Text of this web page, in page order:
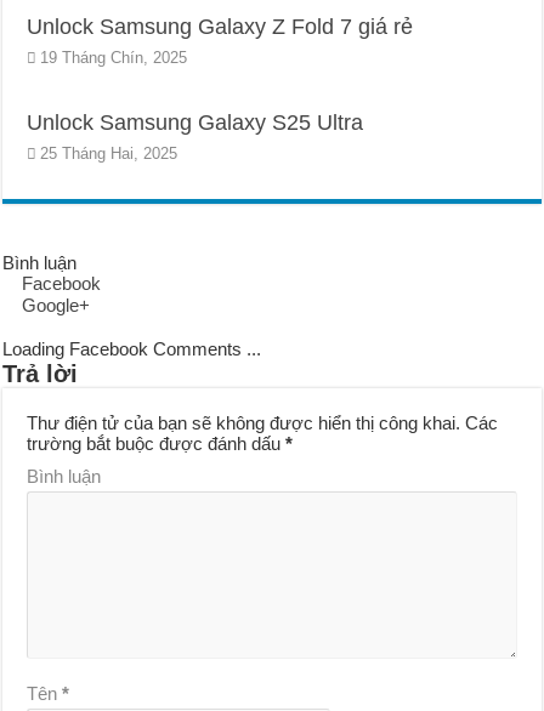
Unlock Samsung Galaxy Z Fold 7 giá rẻ
19 Tháng Chín, 2025
Unlock Samsung Galaxy S25 Ultra
25 Tháng Hai, 2025
Bình luận
Facebook
Google+
Loading Facebook Comments ...
Trả lời
Thư điện tử của bạn sẽ không được hiển thị công khai. Các
trường bắt buộc được đánh dấu*
Bình luận
Tên*